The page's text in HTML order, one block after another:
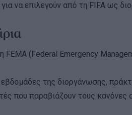
να επιλεγούν από τη FIFA ως
FEMA (Federal Emergency
της διοργάνωσης,
που παραβιάζουν τους